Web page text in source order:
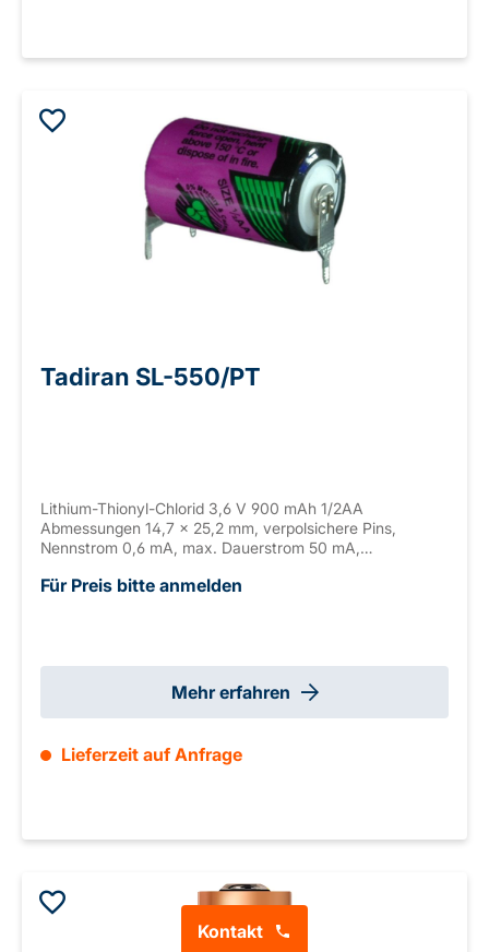
Tadiran SL-550/PT
Lithium-Thionyl-Chlorid 3,6 V 900 mAh 1/2AA
Abmessungen 14,7 x 25,2 mm, verpolsichere Pins,
Nennstrom 0,6 mA, max. Dauerstrom 50 mA,
Für Preis bitte anmelden
Mehr erfahren
Lieferzeit auf Anfrage
Kontakt